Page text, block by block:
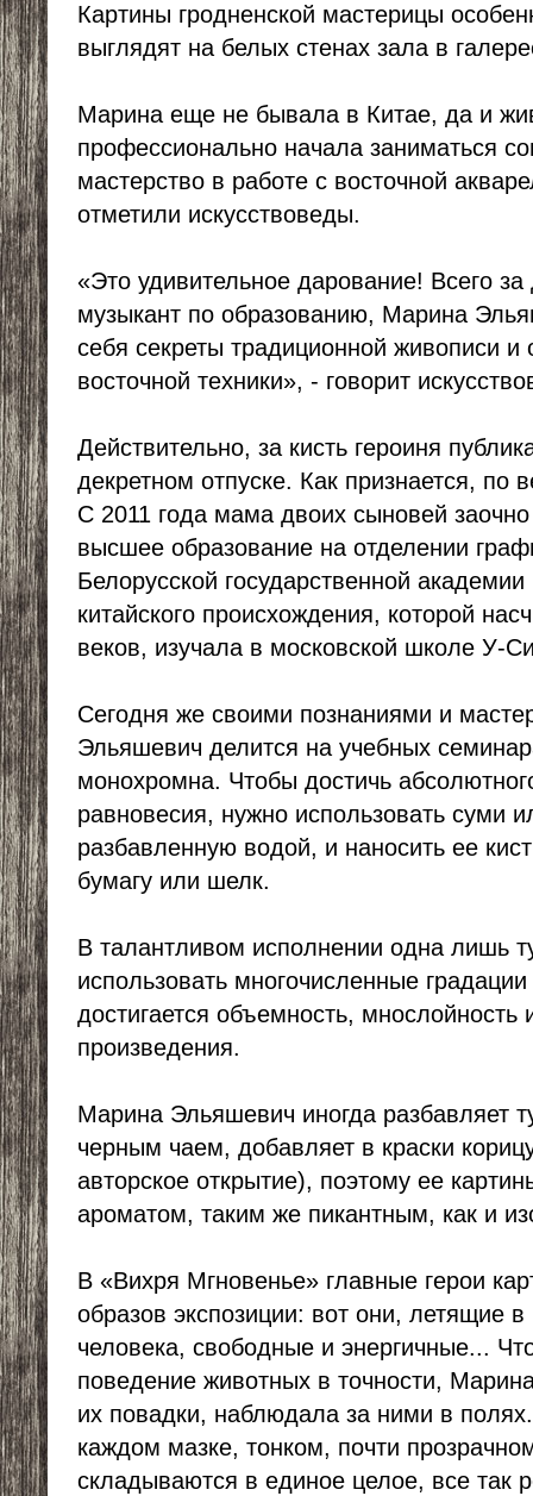
Картины гродненской мастерицы
выглядят на белых стенах зала в
Марина еще не бывала в Китае, да и
профессионально начала заниматься
мастерство в работе с восточной
отметили искусствоведы.
«Это удивительное дарование! Всего
музыкант по образованию, Марина
себя секреты традиционной живописи
восточной техники», - говорит
Действительно, за кисть героиня
декретном отпуске. Как признается,
С 2011 года мама двоих сыновей заочно
высшее образование на отделении
Белорусской государственной академии
китайского происхождения, которой
веков, изучала в московской школе У-
Сегодня же своими познаниями и
Эльяшевич делится на учебных
монохромна. Чтобы достичь
равновесия, нужно использовать суми
разбавленную водой, и наносить ее
бумагу или шелк.
В талантливом исполнении одна лишь
использовать многочисленные градации
достигается объемность, мнослойность
произведения.
Марина Эльяшевич иногда разбавляет
черным чаем, добавляет в краски
авторское открытие), поэтому ее
ароматом, таким же пикантным, как и
В «Вихря Мгновенье» главные герои
образов экспозиции: вот они, летящие
человека, свободные и энергичные...
поведение животных в точности,
их повадки, наблюдала за ними в
каждом мазке, тонком, почти
складываются в единое целое, все так